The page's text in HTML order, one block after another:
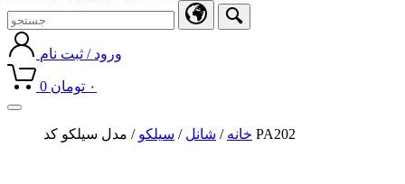
ورود / ثبت نام
0 ۰ تومان
Toggle
navigation
خانه / شانل / سیلکو / مدل سیلکو کد PA202